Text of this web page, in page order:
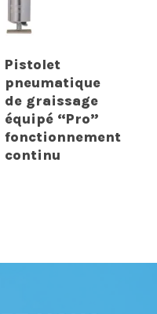
Pistolet
pneumatique
de graissage
équipé “Pro”
fonctionnement
continu